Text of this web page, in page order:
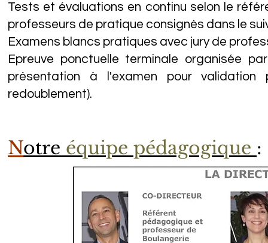
Tests et évaluations en continu selon le
professeurs de pratique consignés dans le
Examens blancs pratiques avec jury de
Epreuve ponctuelle terminale organisée
présentation à l'examen pour
redoublement).
Notre équipe pédagogique :